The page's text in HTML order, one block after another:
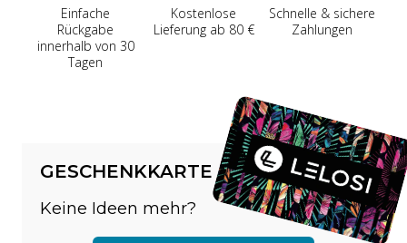
Einfache
Rückgabe
innerhalb von 30
Tagen
Kostenlose
Lieferung ab 80 €
Schnelle & sichere
Zahlungen
GESCHENKKARTE
Keine Ideen mehr?